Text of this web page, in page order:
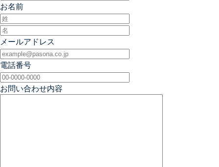
お名前
メールアドレス
電話番号
お問い合わせ内容